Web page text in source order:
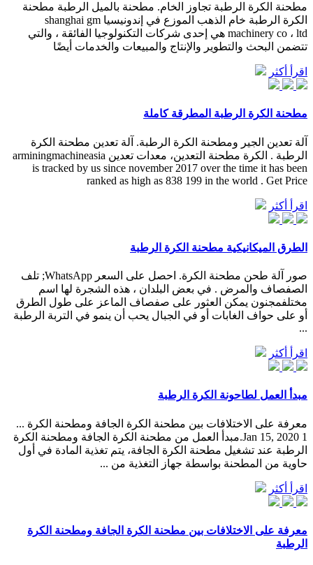
مطحنة الكرة الرطبة تجاوز الخام. مطحنة بالميل الرطبة مطحنة
الكرة الرطبة خام الذهب الموزع في إندونيسيا shanghai gm
machinery co ، ltd هي إحدى شركات التكنولوجيا الفائقة ، والتي
تتضمن البحث والتطوير والإنتاج والمبيعات والخدمات أيضًا
اقرأ أكثر
مطحنة الكرة الرطبة المطرقة كاملة
آلة تعدين الجير ومطحنة الكرة الرطبة. آلة تعدين مطحنة الكرة
الرطبة . الكرة مطحنة التعدين، معدات تعدين arminingmachineasia
is tracked by us since november 2017 over the time it has been
ranked as high as 838 199 in the world . Get Price
اقرأ أكثر
الطرق الميكانيكية مطحنة الكرة الرطبة
صور آلة طحن مطحنة الكرة. احصل على السعر WhatsApp; تلف
الصفصاف والمرض . في بعض البلدان ، هذه الشجرة لها اسم
مختلفمجنون يمكن العثور على صفصاف الماعز على طول الطرق
أو على حواف الغابات أو في الجبال يحب أن ينمو في التربة الرطبة
...
اقرأ أكثر
مبدأ العمل لطاحونة الكرة الرطبة
معرفة على الاختلافات بين مطحنة الكرة الجافة ومطحنة الكرة ...
Jan 15, 2020 1.مبدأ العمل من مطحنة الكرة الجافة ومطحنة الكرة
الرطبة عند تشغيل مطحنة الكرة الجافة، يتم تغذية المادة في أول
حاوية من المطحنة بواسطة جهاز التغذية من ...
اقرأ أكثر
معرفة على الاختلافات بين مطحنة الكرة الجافة ومطحنة الكرة
الرطبة